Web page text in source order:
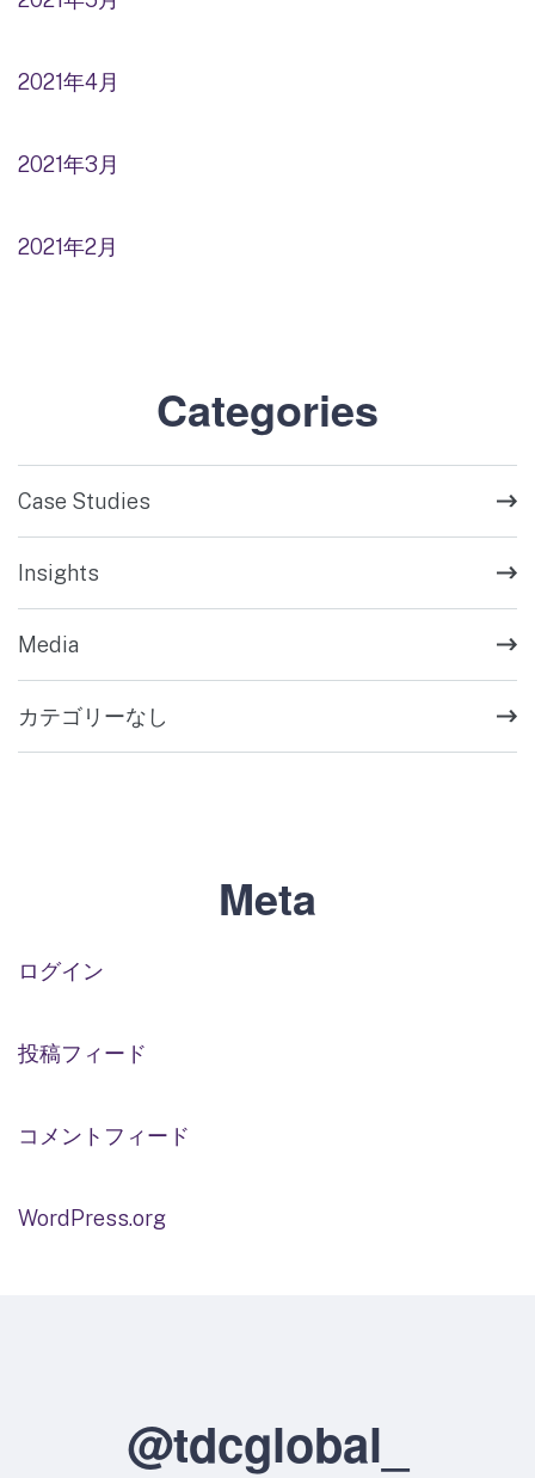
2021年4月
2021年3月
2021年2月
Categories
Case Studies
Insights
Media
カテゴリーなし
Meta
ログイン
投稿フィード
コメントフィード
WordPress.org
@tdcglobal_